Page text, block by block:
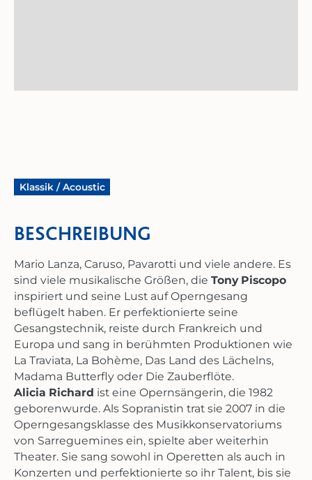
Klassik / Acoustic
BESCHREIBUNG
Mario Lanza, Caruso, Pavarotti und viele andere. Es
sind viele musikalische Größen, die Tony Piscopo
inspiriert und seine Lust auf Operngesang
beflügelt haben. Er perfektionierte seine
Gesangstechnik, reiste durch Frankreich und
Europa und sang in berühmten Produktionen wie
La Traviata, La Bohème, Das Land des Lächelns,
Madama Butterfly oder Die Zauberflöte.
Alicia Richard ist eine Opernsängerin, die 1982
geborenwurde. Als Sopranistin trat sie 2007 in die
Operngesangsklasse des Musikkonservatoriums
von Sarreguemines ein, spielte aber weiterhin
Theater. Sie sang sowohl in Operetten als auch in
Konzerten und perfektionierte so ihr Talent, bis sie